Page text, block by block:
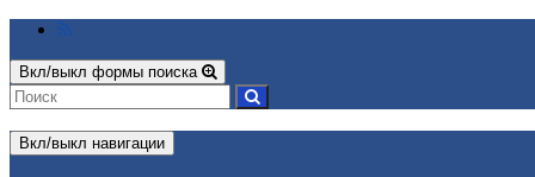
Вкл/выкл формы поиска
Вкл/выкл навигации